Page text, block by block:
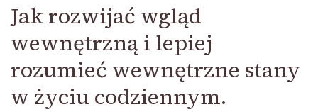
Jak rozwijać wgląd
wewnętrzną i lepiej
rozumieć wewnętrzne stany
w życiu codziennym.